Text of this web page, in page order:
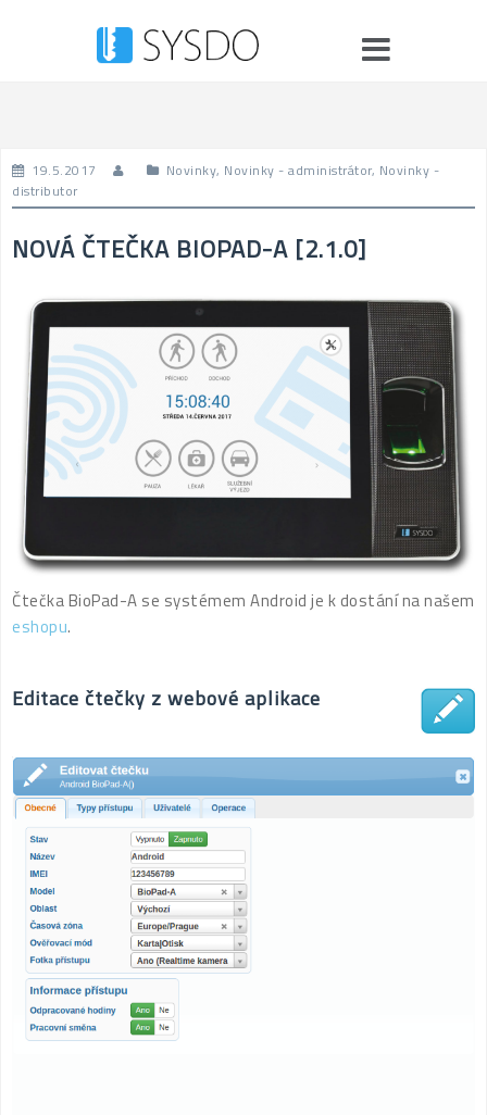
19.5.2017 Novinky, Novinky - administrátor, Novinky -
distributor
NOVÁ ČTEČKA BIOPAD-A [2.1.0]
Čtečka BioPad-A se systémem Android je k dostání na našem
eshopu.
Editace čtečky z webové aplikace